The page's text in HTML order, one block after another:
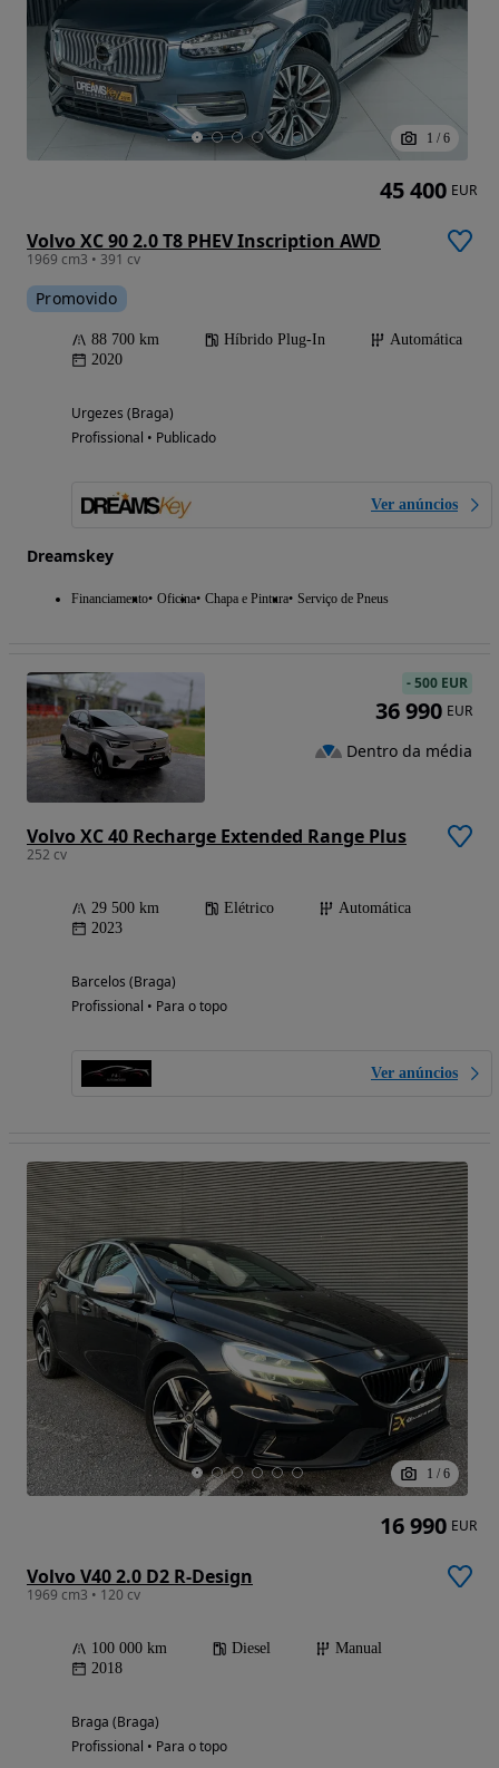
1 / 6
Volvo XC 90 2.0 T8 PHEV Inscription AWD
1969 cm3 • 391 cv
Promovido
88 700 km Híbrido Plug-In
Automática
2020
Urgezes (Braga)
Profissional • Publicado
Ver anúncios
Dreamskey
Financiamento Oficina Chapa e Pintura Serviço de Pneus
45 400 EUR
Volvo XC 40 Recharge Extended Range Plus
252 cv
29 500 km Elétrico
Automática
2023
Barcelos (Braga)
Profissional • Para o topo
Ver anúncios
-500 EUR
36 990 EUR
Dentro da média
1 / 6
Volvo V40 2.0 D2 R-Design
1969 cm3 • 120 cv
100 000 km Diesel
Manual
2018
Braga (Braga)
Profissional • Para o topo
16 990 EUR